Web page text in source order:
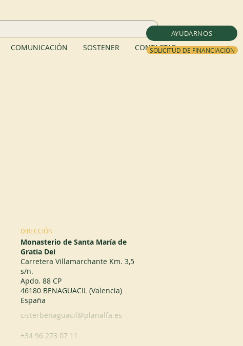
AYUDARNOS
SOLICITUD DE FINANCIACIÓN
COMUNICACIÓN SOSTENER CONTACTAR
DIRECCIÓN
Monasterio de Santa María de
Gratia Dei
Carretera Villamarchante Km. 3,5
s/n.
Apdo. 88 CP
46180 BENAGUACIL (Valencia)
España
cisterbenaguacil@planalfa.es
+34 96 273 07 11